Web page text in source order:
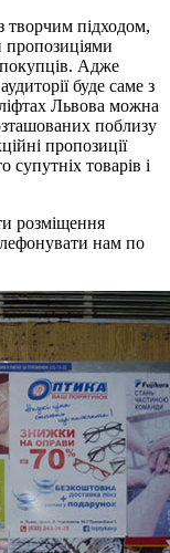
творчим підходом,
пропозиціями
покупців. Адже
буде саме з
Львова можна
поблизу
пропозиції
супутніх товарів і
розміщення
нам по